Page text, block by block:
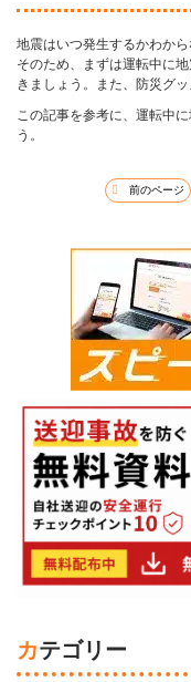
地震はいつ発生するかわか
そのため、まずは運転中に
きましょう。また、防災グ
この記事を参考に、運転中
う。
前のページ
カテゴリー